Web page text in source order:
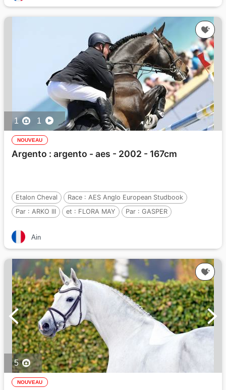
1 1
NOUVEAU
Argento : argento - aes - 2002 - 167cm
Etalon Cheval Race : AES Anglo European Studbook
Par : ARKO III et : FLORA MAY Par : GASPER
Ain
5
NOUVEAU